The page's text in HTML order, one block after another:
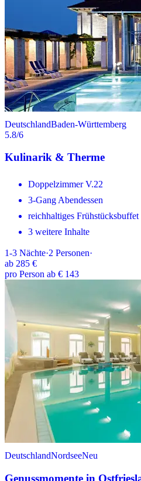
DeutschlandBaden-Württemberg
5.8/6
Kulinarik & Therme
Doppelzimmer V.22
3-Gang Abendessen
reichhaltiges Frühstücksbuffet
3 weitere Inhalte
1-3 Nächte·2 Personen·
ab 285 €
pro Person ab € 143
DeutschlandNordseeNeu
Genussmomente in